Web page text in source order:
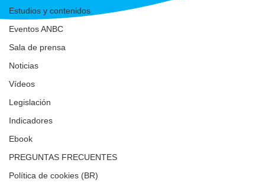
Estudios y contenidos
Eventos ANBC
Sala de prensa
Noticias
Vídeos
Legislación
Indicadores
Ebook
PREGUNTAS FRECUENTES
Política de cookies (BR)